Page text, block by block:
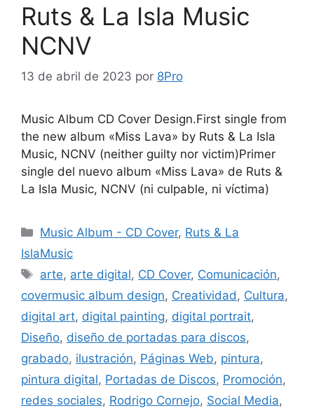
Ruts & La Isla Music
NCNV
13 de abril de 2023 por 8Pro
Music Album CD Cover Design.First single from
the new album «Miss Lava» by Ruts & La Isla
Music, NCNV (neither guilty nor victim)Primer
single del nuevo album «Miss Lava» de Ruts &
La Isla Music, NCNV (ni culpable, ni víctima)
Music Album - CD Cover, Ruts & La
IslaMusic
arte, arte digital, CD Cover, Comunicación,
covermusic album design, Creatividad, Cultura,
digital art, digital painting, digital portrait,
Diseño, diseño de portadas para discos,
grabado, ilustración, Páginas Web, pintura,
pintura digital, Portadas de Discos, Promoción,
redes sociales, Rodrigo Cornejo, Social Media,